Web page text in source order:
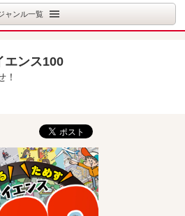
ャンル一覧
エンス100
！